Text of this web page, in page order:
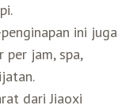
ini juga
per jam, spa,
dari Jiaoxi